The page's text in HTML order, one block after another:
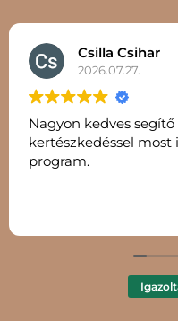
Csilla Csihar
2026.07.27.
Nagyon kedves segítő
kertészkedéssel
program.